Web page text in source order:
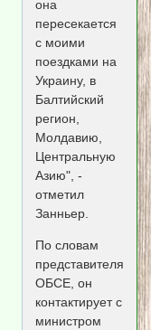
она
пересекается
с моими
поездками на
Украину, в
Балтийский
регион,
Молдавию,
Центральную
Азию", -
отметил
Занньер.
По словам
представителя
ОБСЕ, он
контактирует с
министром